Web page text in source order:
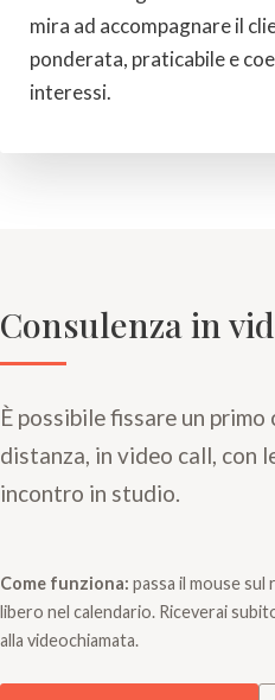
mira ad accompagnare il
ponderata, praticabile e
interessi.
Consulenza in
È possibile fissare un
distanza, in video call, con
incontro in studio.
Come funziona: passa il mouse
libero nel calendario. Riceverai
alla videochiamata.